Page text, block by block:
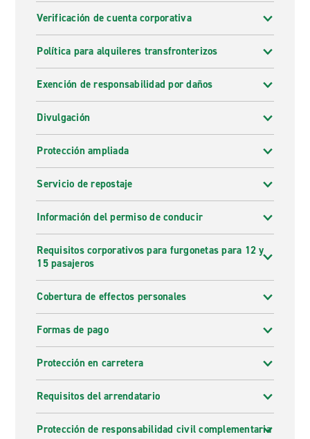
Verificación de cuenta corporativa
Política para alquileres transfronterizos
Exención de responsabilidad por daños
Divulgación
Protección ampliada
Servicio de repostaje
Información del permiso de conducir
Requisitos corporativos para furgonetas para 12 y
15 pasajeros
Cobertura de effectos personales
Formas de pago
Protección en carretera
Requisitos del arrendatario
Protección de responsabilidad civil complementaria